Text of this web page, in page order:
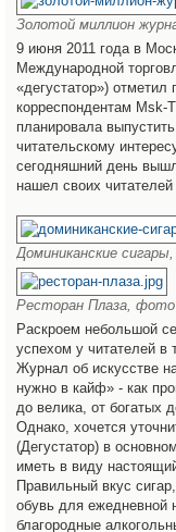
Золотой миллион
9 июня 2011 года в
Международной
«дегустатор»)
корреспондентам Msk-
планировала
читательскому
сегодняшний день
нашел своих
Доминиканские
Ресторан Плаза, фото
Раскроем небольшой
успехом у читателей
Журнал об искусстве
нужно в кайф» - как
до велика, от богатых
Однако, хочется
(Дегустатор) в
иметь в виду
Правильный вкус
обувь для ежедневной
благородные